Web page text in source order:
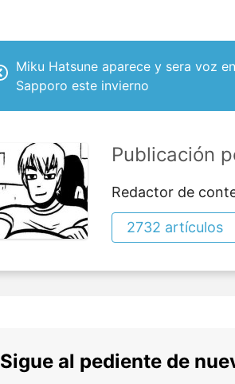
Miku Hatsune aparece y sera voz
Sapporo este invierno
Publicación
Redactor de
2732 artículos
Sigue al pediente de